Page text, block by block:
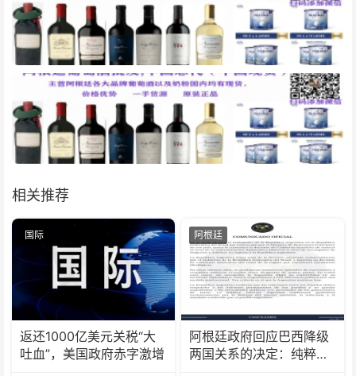
相关推荐
国际
返还1000亿美元关税“大
吐血”，美国政府赤字激增
阿根廷
阿根廷政府回应巴西降级
两国关系的决定：纯粹意